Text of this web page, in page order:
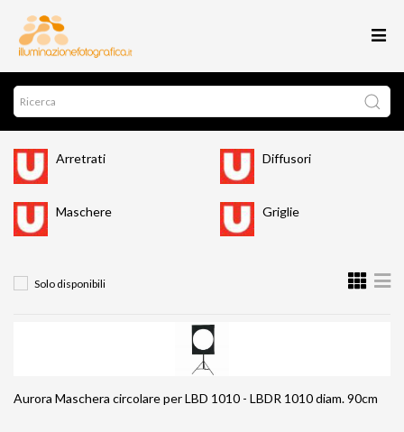
Arretrati Diffusori
Maschere Griglie
Solo disponibili
Aurora Maschera circolare per LBD 1010 - LBDR 1010 diam. 90cm